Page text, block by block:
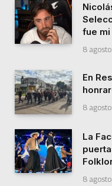
fue mi
8
En
8
La
8